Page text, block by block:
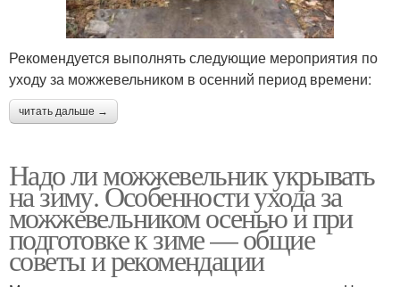
Рекомендуется выполнять следующие мероприятия по
уходу за можжевельником в осенний период времени:
читать дальше →
Надо ли можжевельник укрывать
на зиму. Особенности ухода за
можжевельником осенью и при
подготовке к зиме — общие
советы и рекомендации